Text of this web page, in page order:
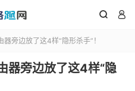
 
旁边放了这4样“隐形杀手”！
器旁边放了这4样“隐